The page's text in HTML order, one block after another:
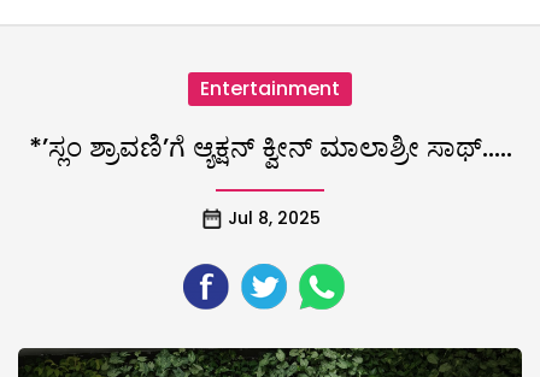
Entertainment
*’ಸ್ಲಂ ಶ್ರಾವಣಿ’ಗೆ ಆ್ಯಕ್ಷನ್ ಕ್ವೀನ್ ಮಾಲಾಶ್ರೀ ಸಾಥ್…..
Jul 8, 2025